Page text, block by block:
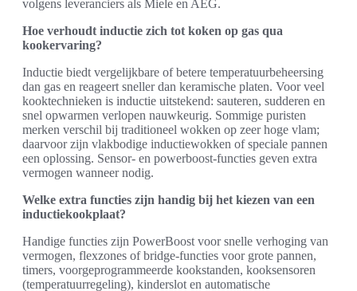
volgens leveranciers als Miele en AEG.
Hoe verhoudt inductie zich tot koken op gas qua
kookervaring?
Inductie biedt vergelijkbare of betere temperatuurbeheersing
dan gas en reageert sneller dan keramische platen. Voor veel
kooktechnieken is inductie uitstekend: sauteren, sudderen en
snel opwarmen verlopen nauwkeurig. Sommige puristen
merken verschil bij traditioneel wokken op zeer hoge vlam;
daarvoor zijn vlakbodige inductiewokken of speciale pannen
een oplossing. Sensor- en powerboost-functies geven extra
vermogen wanneer nodig.
Welke extra functies zijn handig bij het kiezen van een
inductiekookplaat?
Handige functies zijn PowerBoost voor snelle verhoging van
vermogen, flexzones of bridge-functies voor grote pannen,
timers, voorgeprogrammeerde kookstanden, kooksensoren
(temperatuurregeling), kinderslot en automatische